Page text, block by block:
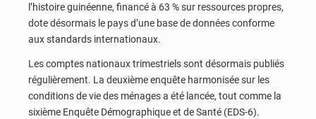
l’histoire guinéenne, financé à 63 % sur ressources propres,
dote désormais le pays d’une base de données conforme
aux standards internationaux.
Les comptes nationaux trimestriels sont désormais publiés
régulièrement. La deuxième enquête harmonisée sur les
conditions de vie des ménages a été lancée, tout comme la
sixième Enquête Démographique et de Santé (EDS-6).